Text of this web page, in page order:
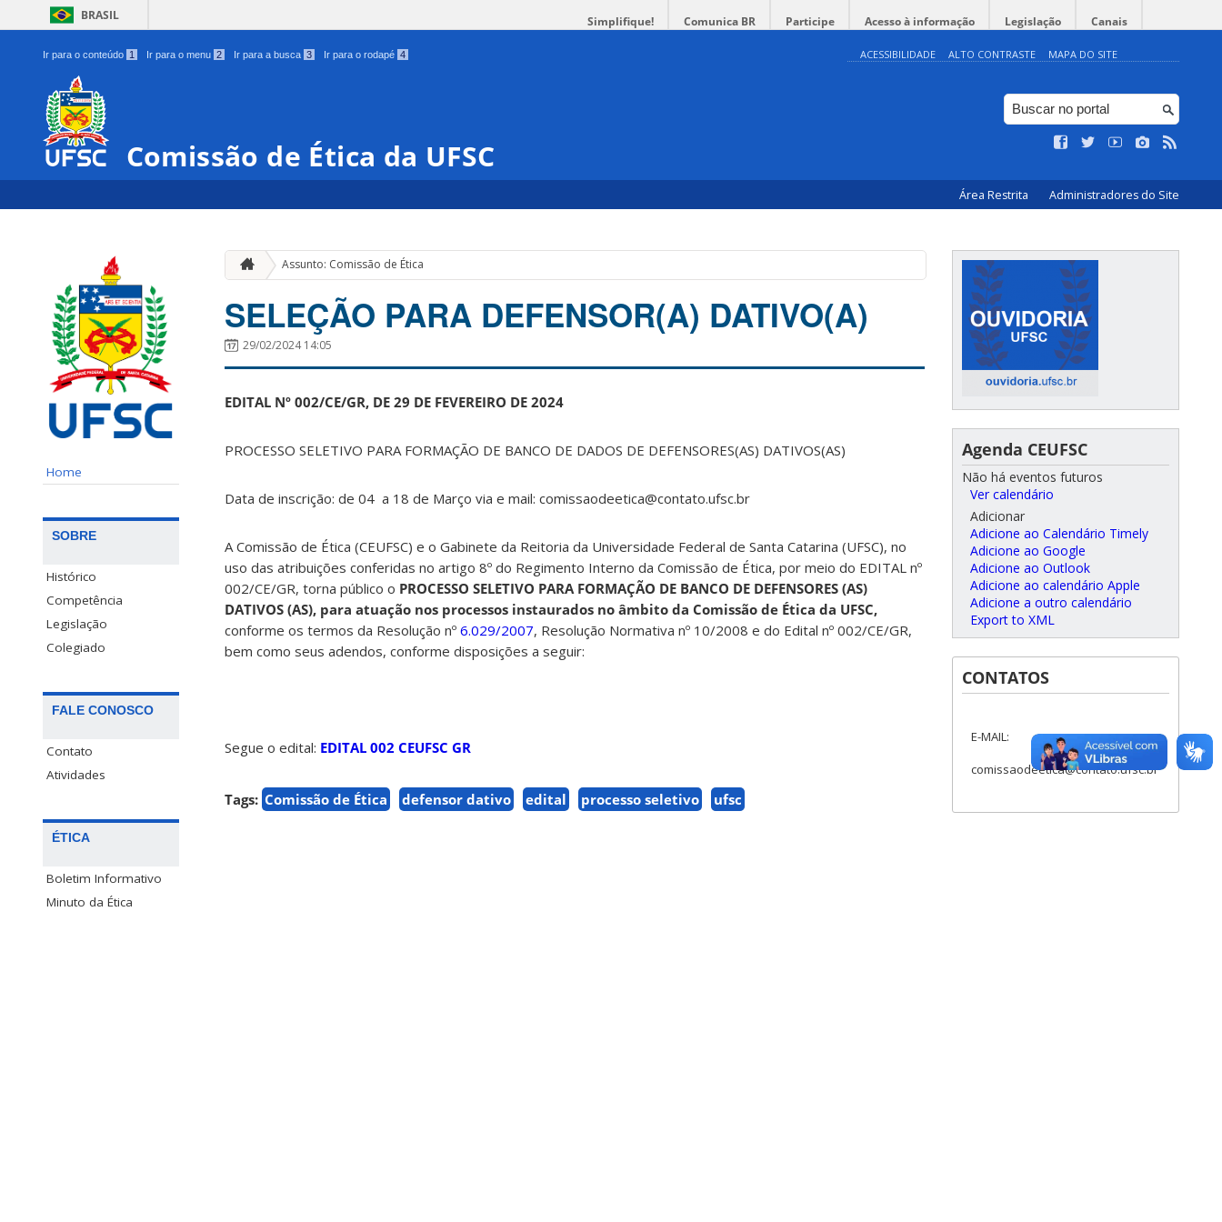
BRASIL Simplifique! Comunica BR Participe Acesso à informação Legislação Canais
Ir para o conteúdo 1 Ir para o menu 2 Ir para a busca 3 Ir para o rodapé 4 ACESSIBILIDADE ALTO CONTRASTE MAPA DO SITE
Comissão de Ética da UFSC
Área Restrita Administradores do Site
Home
SOBRE
Histórico
Competência
Legislação
Colegiado
FALE CONOSCO
Contato
Atividades
ÉTICA
Boletim Informativo
Minuto da Ética
Assunto: Comissão de Ética
SELEÇÃO PARA DEFENSOR(A) DATIVO(A)
29/02/2024 14:05
EDITAL Nº 002/CE/GR, DE 29 DE FEVEREIRO DE 2024
PROCESSO SELETIVO PARA FORMAÇÃO DE BANCO DE DADOS DE DEFENSORES(AS) DATIVOS(AS)
Data de inscrição: de 04 a 18 de Março via e mail: comissaodeetica@contato.ufsc.br
A Comissão de Ética (CEUFSC) e o Gabinete da Reitoria da Universidade Federal de Santa Catarina (UFSC), no
uso das atribuições conferidas no artigo 8º do Regimento Interno da Comissão de Ética, por meio do EDITAL nº
002/CE/GR, torna público o PROCESSO SELETIVO PARA FORMAÇÃO DE BANCO DE DEFENSORES (AS)
DATIVOS (AS), para atuação nos processos instaurados no âmbito da Comissão de Ética da UFSC,
conforme os termos da Resolução nº 6.029/2007, Resolução Normativa nº 10/2008 e do Edital nº 002/CE/GR,
bem como seus adendos, conforme disposições a seguir:
Segue o edital: EDITAL 002 CEUFSC GR
Tags: Comissão de Ética defensor dativo edital processo seletivo ufsc
Agenda CEUFSC
Não há eventos futuros
Ver calendário
Adicionar
Adicione ao Calendário Timely
Adicione ao Google
Adicione ao Outlook
Adicione ao calendário Apple
Adicione a outro calendário
Export to XML
CONTATOS
E-MAIL:
comissaodeetica@contato.ufsc.br